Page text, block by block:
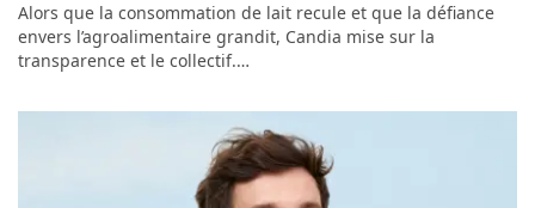
Alors que la consommation de lait recule et que la défiance
envers l’agroalimentaire grandit, Candia mise sur la
transparence et le collectif.…